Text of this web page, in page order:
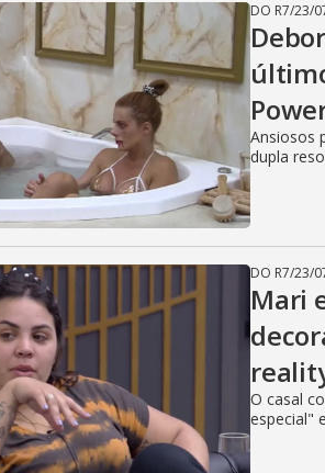
DO R7/23/
Ansiosos
dupla
DO R7/23/
Mari
O casal
especial"